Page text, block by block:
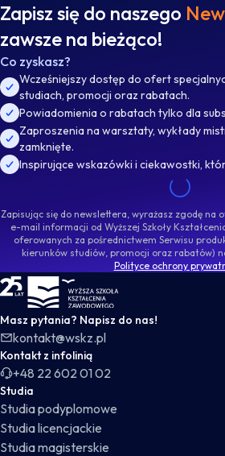
Zapisz się do naszego
zawsze na bieżąco!
Co zyskasz?
Wcześniejszy dostęp do ofert
studiach, promocji oraz rabatach.
Powiadomienia o rabatach tylko dla
Zaproszenia na warsztaty, wykłady
zamknięte.
Inspirujące wskazówki i ciekawostki,
Zapisując się do newslettera, wyrażasz zgodę na
e-mail informacji od Wyższej Szkoły
oferowanych za pośrednictwem Serwisu
kierunków studiów, promocji oraz rabatów)
Polityce ochrony
WSKZ - strona główna
Masz pytania? Napisz do nas!
kontakt@wskz.pl
Kontakt z infolinią
+48 22 602 01 02
Studia
Studia podyplomowe
Studia licencjackie
Studia magisterskie